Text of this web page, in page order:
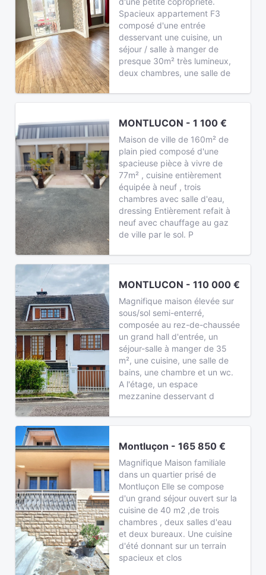
Spacieux appartement F3
composé d'une entrée
desservant une cuisine, un
séjour / salle à manger de
presque 30m² très lumineux,
deux chambres, une salle de
MONTLUCON - 1 100 €
Maison de ville de 160m² de
plain pied composé d'une
spacieuse pièce à vivre de
77m² , cuisine entièrement
équipée à neuf , trois
chambres avec salle d'eau,
dressing Entièrement refait à
neuf avec chauffage au gaz
de ville par le sol. P
MONTLUCON - 110 000 €
Magnifique maison élevée sur
sous/sol semi-enterré,
composée au rez-de-chaussée
un grand hall d'entrée, un
séjour-salle à manger de 35
m², une cuisine, une salle de
bains, une chambre et un wc.
A l'étage, un espace
mezzanine desservant d
Montluçon - 165 850 €
Magnifique Maison familiale
dans un quartier prisé de
Montluçon Elle se compose
d'un grand séjour ouvert sur la
cuisine de 40 m2 ,de trois
chambres , deux salles d'eau
et deux bureaux. Une cuisine
d'été donnant sur un terrain
spacieux et clos